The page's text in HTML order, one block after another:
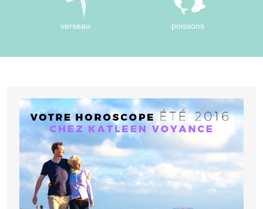
verseau poissons